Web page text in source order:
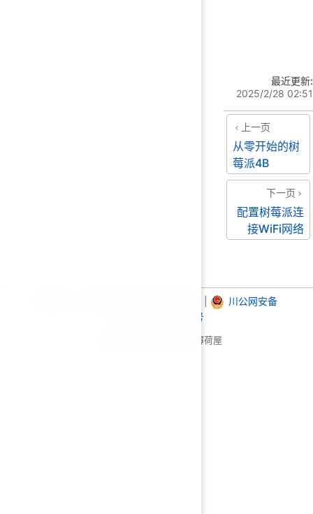
最近更新:
2025/2/28 02:51
上一页
从零开始的树
莓派4B
下一页
配置树莓派连
接WiFi网络
川公网安备
51012402000786号
Copyright © 2020-至今 薄荷屋